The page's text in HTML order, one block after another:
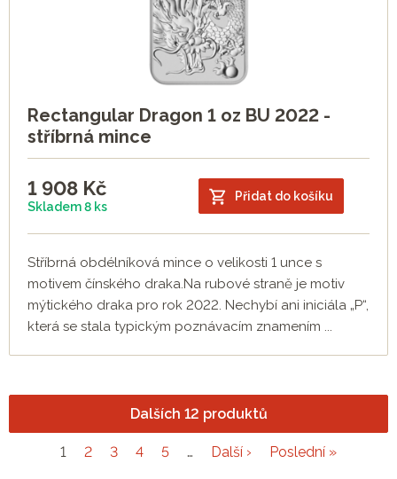
Rectangular Dragon 1 oz BU 2022 -
stříbrná mince
1 908 Kč
Skladem 8 ks
Přidat do košíku
Stříbrná obdélníková mince o velikosti 1 unce s
motivem čínského draka.Na rubové straně je motiv
mýtického draka pro rok 2022. Nechybí ani iniciála „P“,
která se stala typickým poznávacím znamením ...
Dalších 12 produktů
1 2 3 4 5 … Další › Poslední »